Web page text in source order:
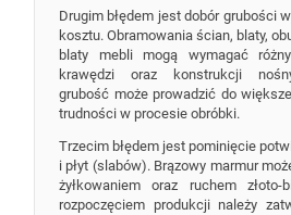
Drugim błędem jest dobór grubości
kosztu. Obramowania ścian, blaty,
blaty mebli mogą wymagać
krawędzi oraz konstrukcji
grubość może prowadzić do
trudności w procesie obróbki.
Trzecim błędem jest pominięcie
i płyt (slabów). Brązowy marmur
żyłkowaniem oraz ruchem złoto-
rozpoczęciem produkcji należy